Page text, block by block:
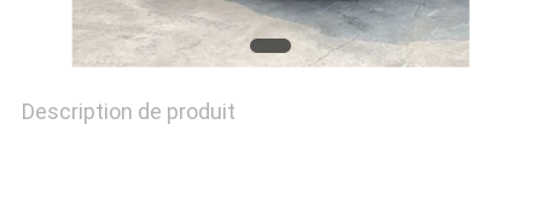
NOUVELLES
Description de produit